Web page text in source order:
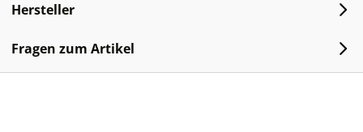
Hersteller
Fragen zum Artikel